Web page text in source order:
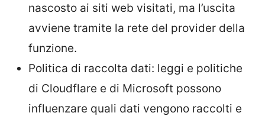
nascosto ai siti web visitati, ma l’uscita
avviene tramite la rete del provider della
funzione.
Politica di raccolta dati: leggi e politiche
di Cloudflare e di Microsoft possono
influenzare quali dati vengono raccolti e